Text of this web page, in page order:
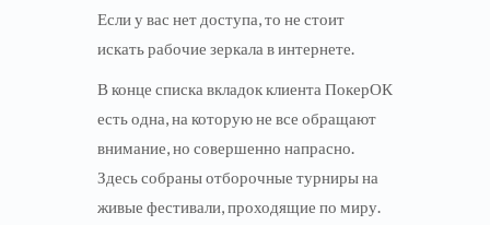
Если у вас нет доступа, то не стоит
искать рабочие зеркала в интернете.
В конце списка вкладок клиента ПокерОК
есть одна, на которую не все обращают
внимание, но совершенно напрасно.
Здесь собраны отборочные турниры на
живые фестивали, проходящие по миру.